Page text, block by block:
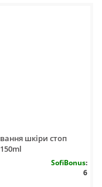
шкіри стоп
SofiBonus:
6